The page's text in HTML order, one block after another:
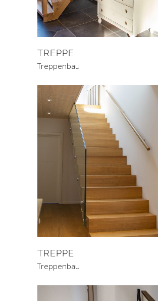
TREPPE
Treppenbau
TREPPE
Treppenbau